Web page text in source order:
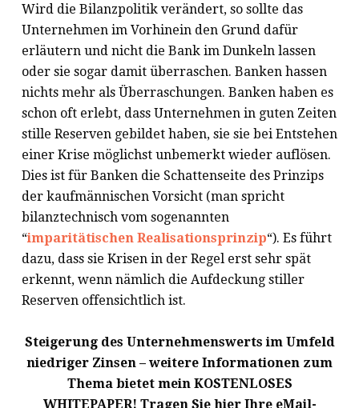
Wird die Bilanzpolitik verändert, so sollte das
Unternehmen im Vorhinein den Grund dafür
erläutern und nicht die Bank im Dunkeln lassen
oder sie sogar damit überraschen. Banken hassen
nichts mehr als Überraschungen. Banken haben es
schon oft erlebt, dass Unternehmen in guten Zeiten
stille Reserven gebildet haben, sie sie bei Entstehen
einer Krise möglichst unbemerkt wieder auflösen.
Dies ist für Banken die Schattenseite des Prinzips
der kaufmännischen Vorsicht (man spricht
bilanztechnisch vom sogenannten
“imparitätischen Realisationsprinzip“). Es führt
dazu, dass sie Krisen in der Regel erst sehr spät
erkennt, wenn nämlich die Aufdeckung stiller
Reserven offensichtlich ist.
Steigerung des Unternehmenswerts im Umfeld
niedriger Zinsen – weitere Informationen zum
Thema bietet mein KOSTENLOSES
WHITEPAPER! Tragen Sie hier Ihre eMail-